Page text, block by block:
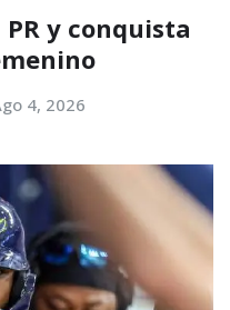
y conquista
4, 2026